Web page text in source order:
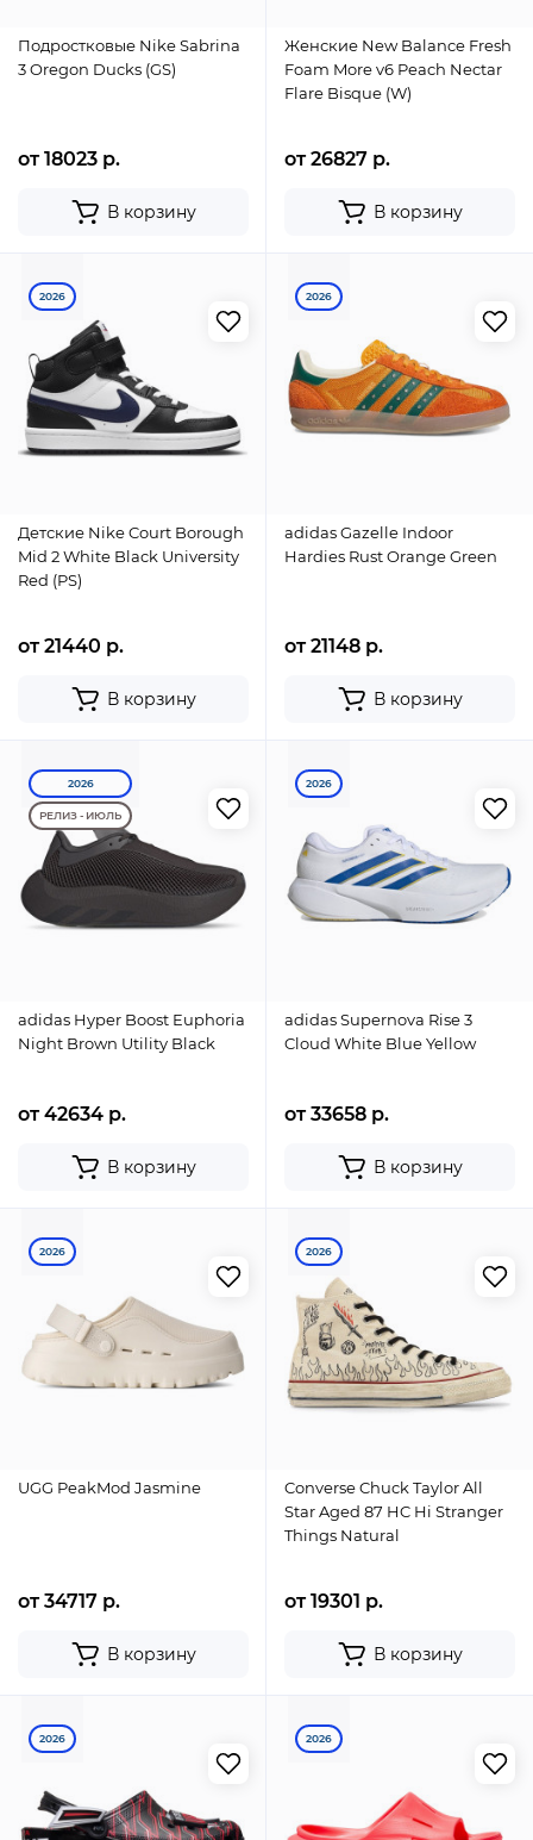
Подростковые Nike Sabrina
3 Oregon Ducks (GS)
от 18023 р.
В корзину
Женские New Balance Fresh
Foam More v6 Peach Nectar
Flare Bisque (W)
от 26827 р.
В корзину
2026
Детские Nike Court Borough
Mid 2 White Black University
Red (PS)
от 21440 р.
В корзину
2026
adidas Gazelle Indoor
Hardies Rust Orange Green
от 21148 р.
В корзину
2026
РЕЛИЗ - ИЮЛЬ
adidas Hyper Boost Euphoria
Night Brown Utility Black
от 42634 р.
В корзину
2026
adidas Supernova Rise 3
Cloud White Blue Yellow
от 33658 р.
В корзину
2026
UGG PeakMod Jasmine
от 34717 р.
В корзину
2026
Converse Chuck Taylor All
Star Aged 87 HC Hi Stranger
Things Natural
от 19301 р.
В корзину
2026 2026